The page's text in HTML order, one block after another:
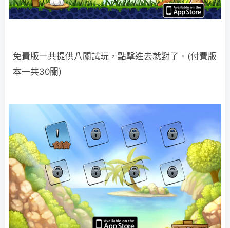
免費版一共提供八關試玩，點擊進去就對了。(付費版
本一共30關)